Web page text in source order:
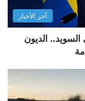
آخر الأخبار
الديون